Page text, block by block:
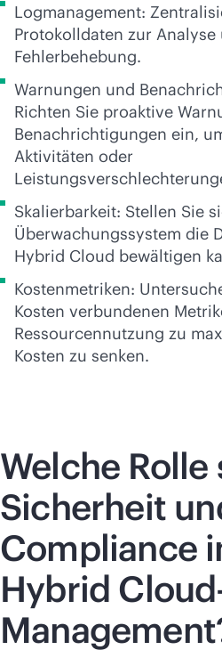
Logmanagement:
Protokolldaten zur Analyse
Fehlerbehebung.
Warnungen und
Richten Sie proaktive
Benachrichtigungen ein,
Aktivitäten oder
Skalierbarkeit: Stellen Sie
Überwachungssystem die
Hybrid Cloud bewältigen
Kostenmetriken:
Kosten verbundenen
Ressourcennutzung zu
Kosten zu senken.
Welche Rolle
Sicherheit
Compliance
Hybrid